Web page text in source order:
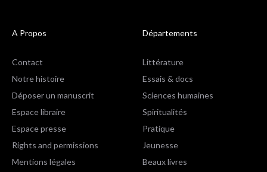
A Propos
Contact
Notre histoire
Déposer un manuscrit
Espace libraire
Espace presse
Rights and permissions
Mentions légales
Départements
Littérature
Essais & docs
Sciences humaines
Spiritualités
Pratique
Jeunesse
Beaux livres